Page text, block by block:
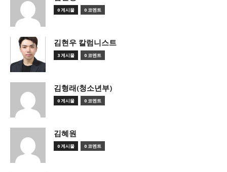
0 게시물 0 코멘트
김현우 칼럼니스트
3 게시물 0 코멘트
김형래(청소년부)
0 게시물 0 코멘트
김혜원
0 게시물 0 코멘트